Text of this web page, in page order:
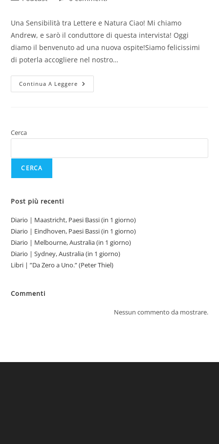
Una Sensibilità tra Lettere e Natura Ciao! Mi chiamo
Andrew, e sarò il conduttore di questa intervista! Oggi
diamo il benvenuto ad una nuova ospite!Siamo felicissimi
di poterla accogliere nel nostro…
Continua A Leggere Intervista
|
Cerca
CERCA
Post più recenti
Diario | Maastricht, Paesi Bassi (in 1 giorno)
Diario | Eindhoven, Paesi Bassi (in 1 giorno)
Diario | Melbourne, Australia (in 1 giorno)
Diario | Sydney, Australia (in 1 giorno)
Libri | ”Da Zero a Uno.” (Peter Thiel)
Commenti
Nessun commento da mostrare.